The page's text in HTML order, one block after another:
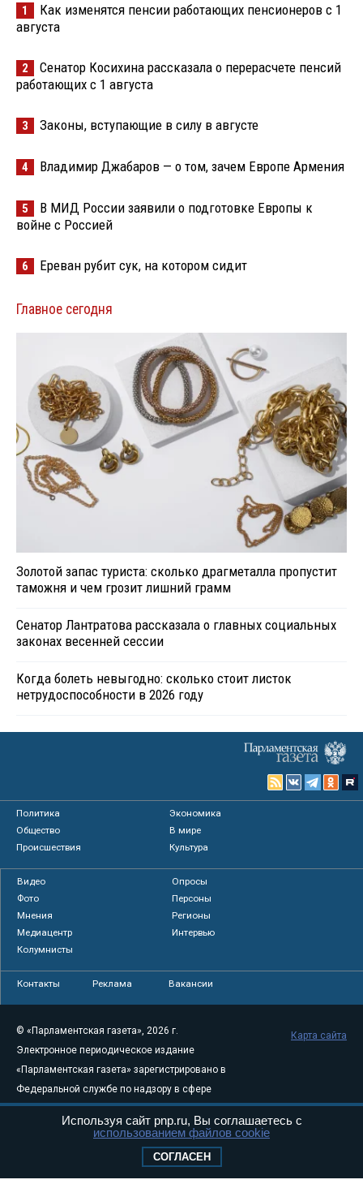
1
Как изменятся пенсии работающих пенсионеров с 1
августа
2
Сенатор Косихина рассказала о перерасчете пенсий
работающих с 1 августа
3 Законы, вступающие в силу в августе
4 Владимир Джабаров — о том, зачем Европе Армения
5
В МИД России заявили о подготовке Европы к
войне с Россией
6 Ереван рубит сук, на котором сидит
Главное сегодня
Золотой запас туриста: сколько драгметалла пропустит
таможня и чем грозит лишний грамм
Сенатор Лантратова рассказала о главных социальных
законах весенней сессии
Когда болеть невыгодно: сколько стоит листок
нетрудоспособности в 2026 году
Политика
Экономика
Общество
В мире
Происшествия
Культура
Видео
Опросы
Фото
Персоны
Мнения
Регионы
Медиацентр
Интервью
Колумнисты
Контакты Реклама Вакансии
© «Парламентская газета», 2026 г.
Электронное периодическое издание
«Парламентская газета» зарегистрировано в
Федеральной службе по надзору в сфере
связи, информационных технологий и
массовых коммуникаций (Роскомнадзор) 05
Свидетельство о регистрации Эл № ФС77-
Карта сайта
Используя сайт pnp.ru, Вы соглашаетесь с
использованием файлов cookie
СОГЛАСЕН